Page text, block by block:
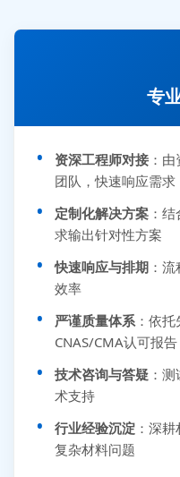
专
资深工程师对接 ：
团队，快速响应需求
定制化解决方案 ：
求输出针对性方案
快速响应与排期 ：
效率
严谨质量体系 ：依
CNAS/CMA认可报告
技术咨询与答疑 ：
术支持
行业经验沉淀 ：深
复杂材料问题